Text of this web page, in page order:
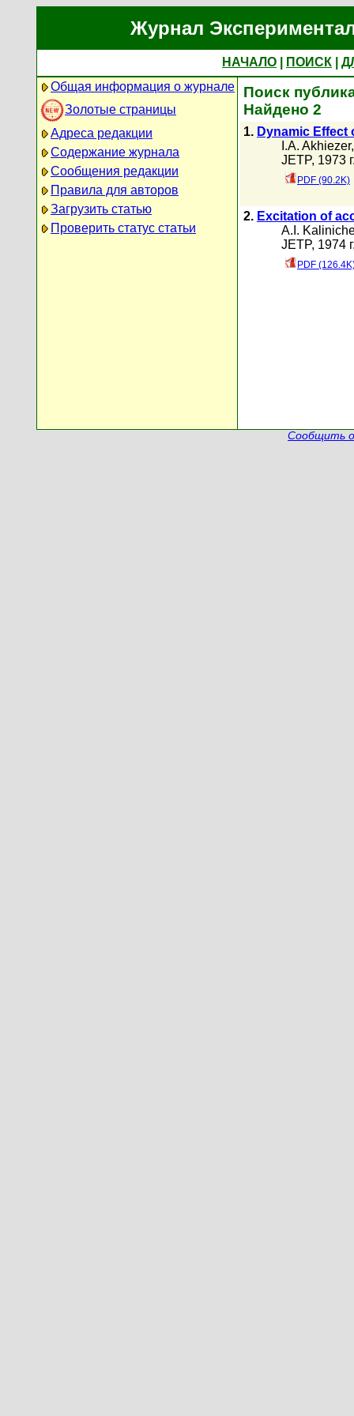
Журнал
НАЧАЛО ПОИСК
Общая информация о журнале
Золотые страницы
Адреса редакции
Содержание журнала
Сообщения редакции
Правила для авторов
Загрузить статью
Проверить статус статьи
Поиск
Найдено 2
1. Dynamic Effect
I.A. Akhiezer
JETP, 1973
PDF (90.2K)
2. Excitation of
A.I.
JETP, 1974
PDF
Сообщить о